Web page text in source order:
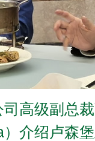
高级副总
介绍卢森